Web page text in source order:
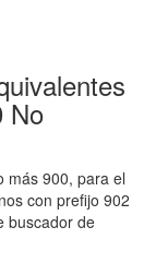
No
más 900, para el
con prefijo 902
buscador de